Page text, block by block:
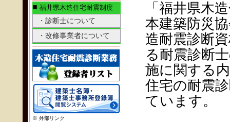
「福井県木
本建築防災
造耐震診断
る耐震診断
施に関する
住宅の耐震
ています。
■ 福井県木造住宅耐震制度
・診断士について
・改修事業者について
※ 外部リンク